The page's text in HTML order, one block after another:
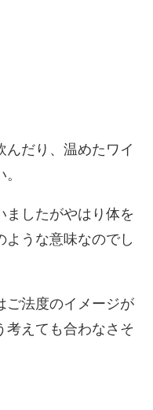
んだり、温めたワイ
ましたがやはり体を
ような意味なのでし
ご法度のイメージが
考えても合わなさそ